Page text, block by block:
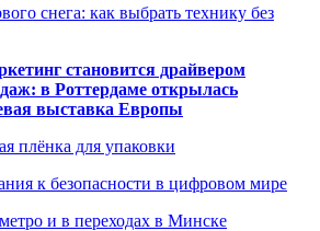
снега: как выбрать технику без
становится драйвером
в Роттердаме открылась
выставка Европы
плёнка для упаковки
к безопасности в цифровом мире
и в переходах в Минске